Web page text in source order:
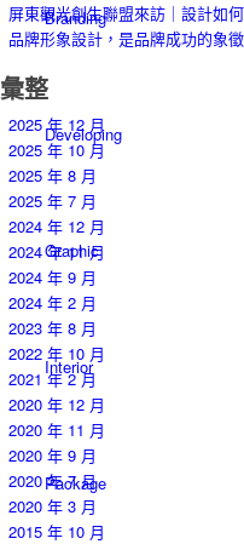
Branding
Developing
Graphic
Interior
Package
屏東觀光創生聯盟來訪｜設計如
品牌形象設計，是品牌成功的象
彙整
2025 年 12 月
2025 年 10 月
2025 年 8 月
2025 年 7 月
2024 年 12 月
2024 年 11 月
2024 年 9 月
2024 年 2 月
2023 年 8 月
2022 年 10 月
2021 年 2 月
2020 年 12 月
2020 年 11 月
2020 年 9 月
2020 年 7 月
2020 年 3 月
2015 年 10 月